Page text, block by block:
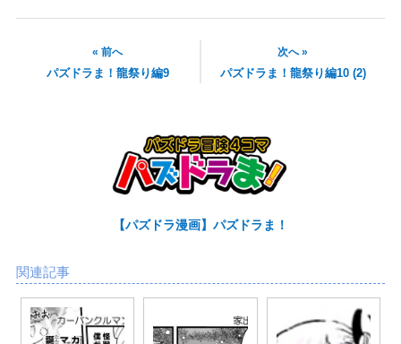
« 前へ
パズドラま！龍祭り編9
次へ »
パズドラま！龍祭り編10 (2)
【パズドラ漫画】パズドラま！
関連記事